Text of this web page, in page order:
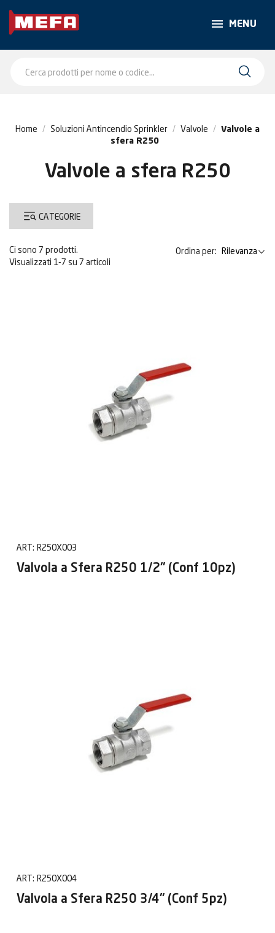
MENU
Home Soluzioni Antincendio Sprinkler Valvole
Valvole a
sfera R250
Valvole a sfera R250
CATEGORIE
Ci sono 7 prodotti. Ordina per: Rilevanza
Visualizzati 1-7 su 7 articoli
ART: R250X003
Valvola a Sfera R250 1/2" (Conf 10pz)
ART: R250X004
Valvola a Sfera R250 3/4" (Conf 5pz)